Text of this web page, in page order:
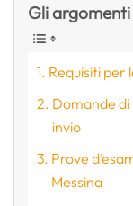
Gli
Requisiti per
Domande
invio
Prove
Messina